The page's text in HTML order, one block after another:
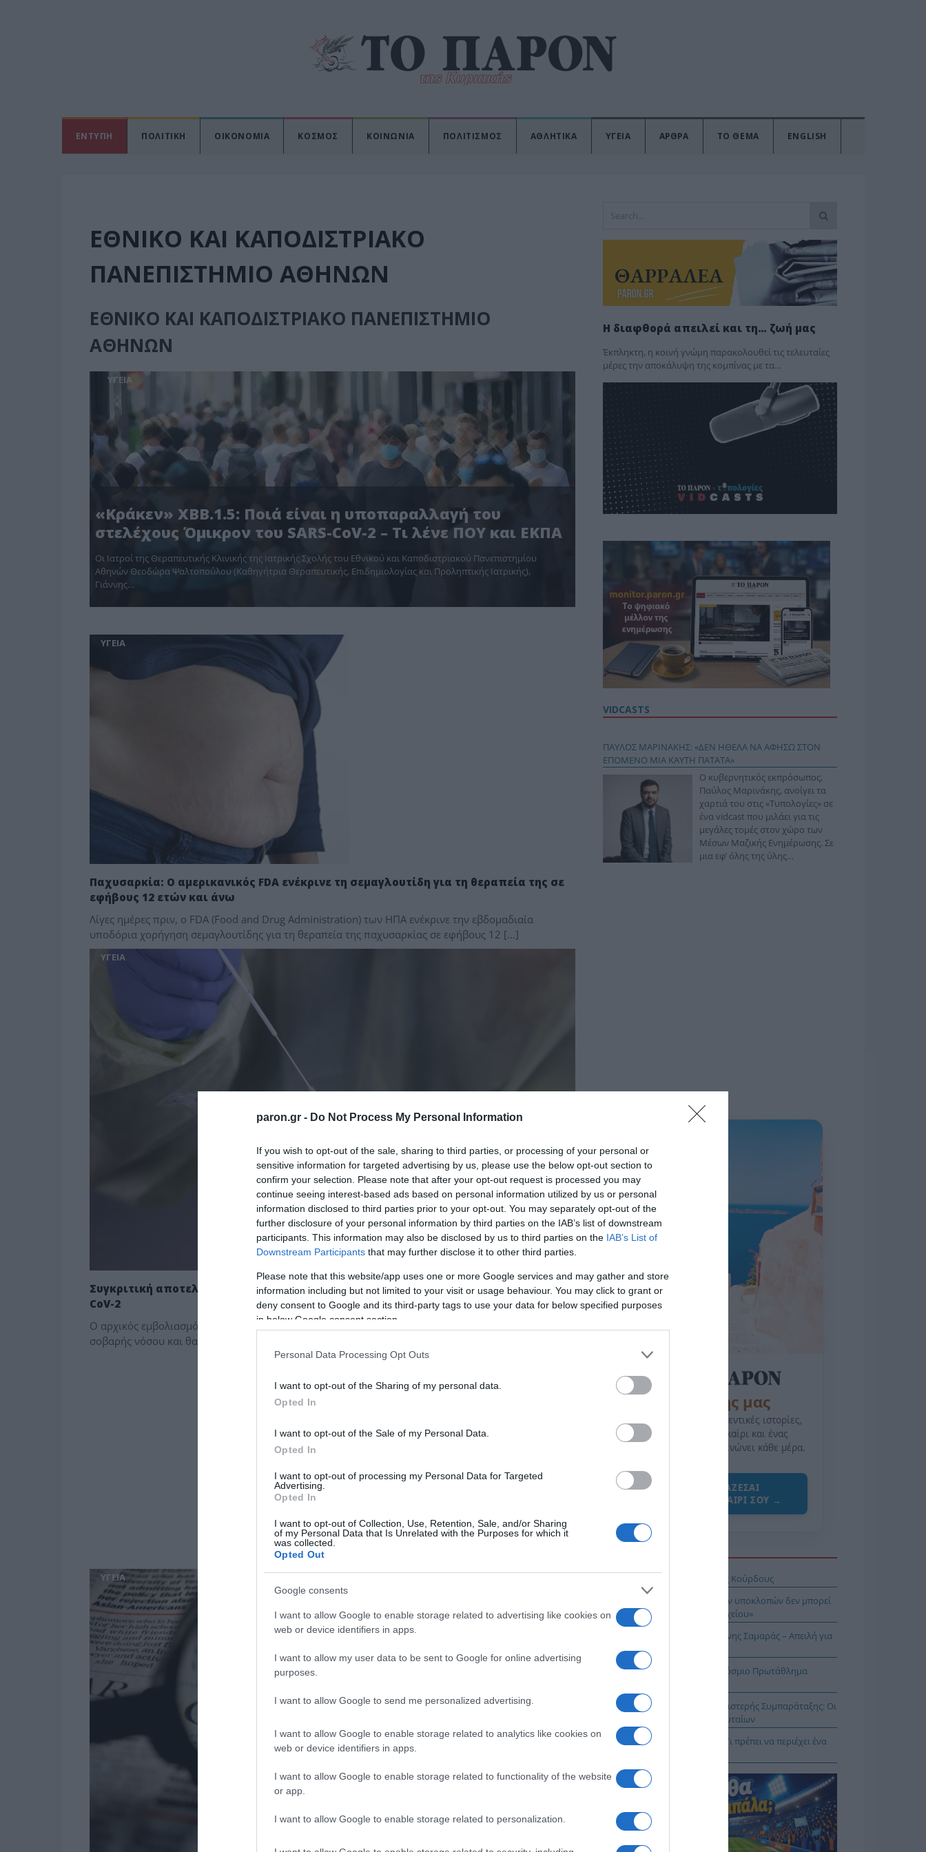
paron.gr - Do Not Process My Personal Information
If you wish to opt-out of the sale, sharing to third parties, or processing of your personal or
sensitive information for targeted advertising by us, please use the below opt-out section to
confirm your selection. Please note that after your opt-out request is processed you may
continue seeing interest-based ads based on personal information utilized by us or personal
information disclosed to third parties prior to your opt-out. You may separately opt-out of the
further disclosure of your personal information by third parties on the IAB’s list of downstream
participants. This information may also be disclosed by us to third parties on the IAB’s List of
Downstream Participants that may further disclose it to other third parties.
Please note that this website/app uses one or more Google services and may gather and store
information including but not limited to your visit or usage behaviour. You may click to grant or
deny consent to Google and its third-party tags to use your data for below specified purposes
in below Google consent section.
Personal Data Processing Opt Outs
I want to opt-out of the Sharing of my personal data.
Opted In
I want to opt-out of the Sale of my Personal Data.
Opted In
I want to opt-out of processing my Personal Data for Targeted
Advertising.
Opted In
I want to opt-out of Collection, Use, Retention, Sale, and/or Sharing
of my Personal Data that Is Unrelated with the Purposes for which it
was collected.
Opted Out
Google consents
I want to allow Google to enable storage related to advertising like cookies on
web or device identifiers in apps.
I want to allow my user data to be sent to Google for online advertising
purposes.
I want to allow Google to send me personalized advertising.
I want to allow Google to enable storage related to analytics like cookies on
web or device identifiers in apps.
I want to allow Google to enable storage related to functionality of the website
or app.
I want to allow Google to enable storage related to personalization.
ΕΝΤΥΠΗ ΠΟΛΙΤΙΚΗ ΟΙΚΟΝΟΜΙΑ ΚΟΣΜΟΣ ΚΟΙΝΩΝΙΑ ΠΟΛΙΤΙΣΜΟΣ ΑΘΛΗΤΙΚΑ ΥΓΕΙΑ ΑΡΘΡΑ ΤΟ ΘΕΜΑ ENGLISH
ΕΘΝΙΚΟ ΚΑΙ ΚΑΠΟΔΙΣΤΡΙΑΚΟ
ΠΑΝΕΠΙΣΤΗΜΙΟ ΑΘΗΝΩΝ
ΕΘΝΙΚΟ ΚΑΙ ΚΑΠΟΔΙΣΤΡΙΑΚΟ ΠΑΝΕΠΙΣΤΗΜΙΟ
ΑΘΗΝΩΝ
ΥΓΕΙΑ
«Κράκεν» XBB.1.5: Ποιά είναι η υποπαραλλαγή του
στελέχους Όμικρον του SARS-CoV-2 – Τι λένε ΠΟΥ και ΕΚΠΑ
Οι Ιατροί της Θεραπευτικής Κλινικής της Ιατρικής Σχολής του Εθνικού και Καποδιστριακού Πανεπιστημίου
Αθηνών Θεοδώρα Ψαλτοπούλου (Καθηγήτρια Θεραπευτικής, Επιδημιολογίας και Προληπτικής Ιατρικής),
Γιάννης…
ΥΓΕΙΑ
Παχυσαρκία: Ο αμερικανικός FDA ενέκρινε τη σεμαγλουτίδη για τη θεραπεία της σε
εφήβους 12 ετών και άνω
Λίγες ημέρες πριν, o FDA (Food and Drug Administration) των ΗΠΑ ενέκρινε την εβδομαδιαία
υποδόρια χορήγηση σεμαγλουτίδης για τη θεραπεία της παχυσαρκίας σε εφήβους 12 […]
ΥΓΕΙΑ
Συγκριτική αποτελεσματικότητα της τρίτης δόσης εμβολίων mRNA έναντι του SARS-
CoV-2
Ο αρχικός εμβολιασμός κατά του SARS-CoV-2 ήταν αποτελεσματικός στη μείωση των περιπτώσεων
σοβαρής νόσου και θανάτου λόγω COVID-19. Η τρίτη (πρώτη αναμνηστική) δόση των εμβολίων […]
ΥΓΕΙΑ
Η διαφθορά απειλεί και τη… ζωή μας
Έκπληκτη, η κοινή γνώμη παρακολουθεί τις τελευταίες
μέρες την αποκάλυψη της κο­μπίνας με τα…
VIDCASTS
ΠΑΥΛΟΣ ΜΑΡΙΝΑΚΗΣ: «ΔΕΝ ΗΘΕΛΑ ΝΑ ΑΦΗΣΩ ΣΤΟΝ
ΕΠΟΜΕΝΟ ΜΙΑ ΚΑΥΤΗ ΠΑΤΑΤΑ»
Ο κυβερνητικός εκπρόσωπος,
Παύλος Μαρινάκης, ανοίγει τα
χαρτιά του στις «Τυπολογίες» σε
ένα vidcast που μιλάει για τις
μεγάλες τομές στον χώρο των
Μέσων Μαζικής Ενημέρωσης. Σε
μια εφ’ όλης της ύλης
της Ζωής μας
Οι άνθρωποι, οι αυθεντικές ιστορίες,
το ελληνικό καλοκαίρι και ένας
πολιτισμός που μας ενώνει κάθε μέρα.
ΌΣΑ ΧΡΕΙΆΖΕΣΑΙ
ΓΙΑ ΤΟ ΚΑΛΟΚΑΊΡΙ ΣΟΥ →
Το σχέδιο του Ισραήλ για τους Κούρδους
Ε. Λιακούλη: «Το σκάνδαλο των υποκλοπών δεν μπορεί
να μείνει στο σκοτάδι ενός αρχείου»
ΤΟ ΠΑΡΟΝ: Ρυθμιστής ο Αντώνης Σαμαράς – Απειλή για
Ιππασία – Η Ελλάδα στο Παγκόσμιο Πρωτάθλημα
Ανακοίνωση της Ελληνικής Αριστερής Συμπαράταξης: Οι
«άριστοι» τελευταίοι των τελευταίων
Ελληνικός Ερυθρός Σταυρός: Τι πρέπει να περιέχει ένα